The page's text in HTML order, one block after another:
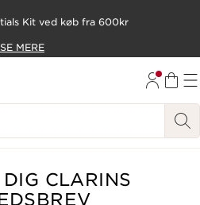
Kit ved køb fra 600kr
SE MERE
CLARINS